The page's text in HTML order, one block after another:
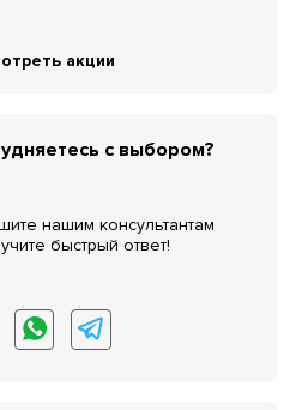
акции
с выбором?
нашим консультантам
быстрый ответ!